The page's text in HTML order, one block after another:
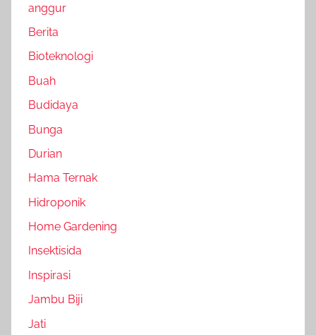
anggur
Berita
Bioteknologi
Buah
Budidaya
Bunga
Durian
Hama Ternak
Hidroponik
Home Gardening
Insektisida
Inspirasi
Jambu Biji
Jati